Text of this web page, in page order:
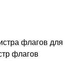
флагов для
флагов